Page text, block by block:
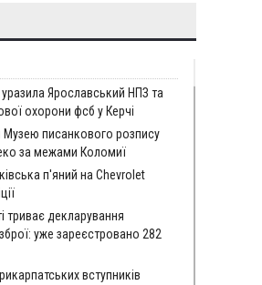
Ярославський НПЗ та
охорони фсб у Керчі
Музею писанкового розпису
за межами Коломиї
п'яний на Chevrolet
триває декларування
уже зареєстровано 282
вступників